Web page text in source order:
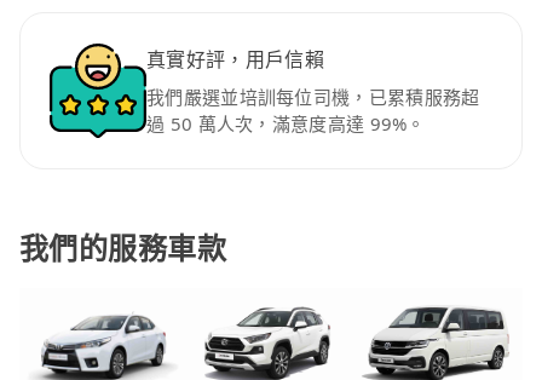
真實好評，用戶信賴
我們嚴選並培訓每位司機，已累積服務超
過 50 萬人次，滿意度高達 99%。
我們的服務車款